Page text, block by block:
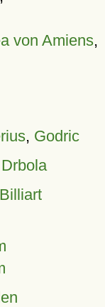
von Amiens,
, Godric